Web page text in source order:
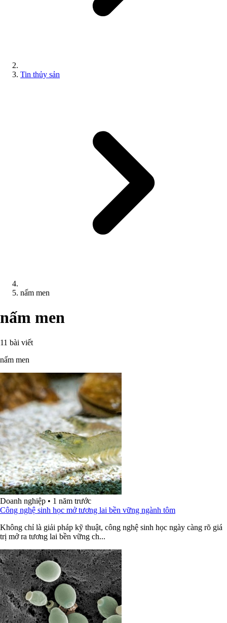
Tin thủy sản
nấm men
nấm men
11 bài viết
nấm men
Doanh nghiệp • 1 năm trước
Công nghệ sinh học mở tương lai bền vững ngành tôm
Không chỉ là giải pháp kỹ thuật, công nghệ sinh học ngày càng rõ giá
trị mở ra tương lai bền vững ch...